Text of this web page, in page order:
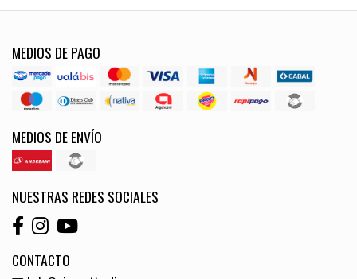
MEDIOS DE PAGO
MEDIOS DE ENVÍO
NUESTRAS REDES SOCIALES
CONTACTO